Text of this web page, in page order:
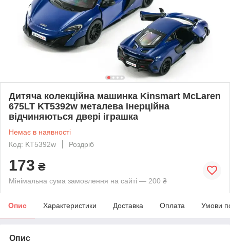
Дитяча колекційна машинка Kinsmart McLaren
675LT KT5392w металева інерційна
відчиняються двері іграшка
Немає в наявності
Код: KT5392w
Роздріб
173 ₴
Мінімальна сума замовлення на сайті — 200 ₴
Опис Характеристики Доставка Оплата Умови
Опис